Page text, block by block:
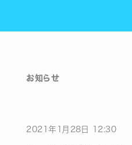
お知らせ
2021 年 月 28 日 12:30